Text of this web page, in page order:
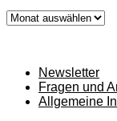
Archive
Newsletter
Fragen und
Allgemeine